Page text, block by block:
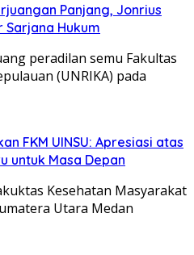
Panjang, Jonrius
Sarjana Hukum
peradilan semu Fakultas
(UNRIKA) pada
FKM UINSU: Apresiasi atas
untuk Masa Depan
Kesehatan Masyarakat
Utara Medan